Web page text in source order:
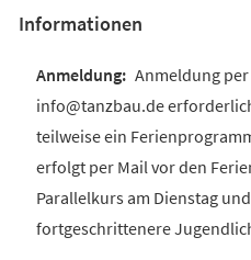
Informationen
Anmeldung
info@tanzbau.de
teilweise ein
erfolgt per Mail vor den
Parallelkurs am Dienstag
fortgeschrittenere